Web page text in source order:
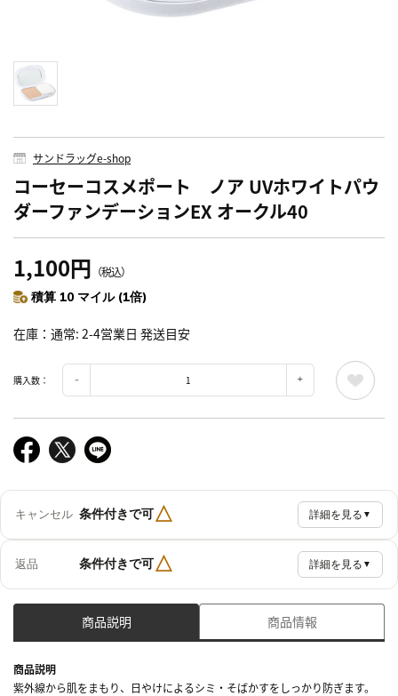
サンドラッグe-shop
コーセーコスメポート ノア UVホワイトパウ
ダーファンデーションEX オークル40
1,100円 （税込）
積算 10 マイル (1倍)
在庫 通常: 2-4営業日 発送目安
購入数：
キャンセル 条件付きで可△ 詳細を見る ▼
返品 条件付きで可△ 詳細を見る ▼
商品説明 商品情報
商品説明
紫外線から肌をまもり、日やけによるシミ・そばかすをしっかり防ぎます。